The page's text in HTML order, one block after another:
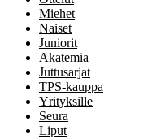
Miehet
Naiset
Juniorit
Akatemia
Juttusarjat
TPS-kauppa
Yrityksille
Seura
Liput